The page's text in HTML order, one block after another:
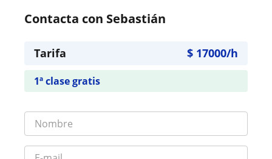
Contacta con Sebastián
Tarifa $ 17000/h
1ª clase gratis